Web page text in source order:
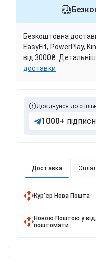
Доставка
Курʼєр Нова Пошта
Новою Поштою у
поштомати
Безкоштовна
EasyFit, PowerPlay,
від 3000₴.
доставки
Доєднуйся до
1000+